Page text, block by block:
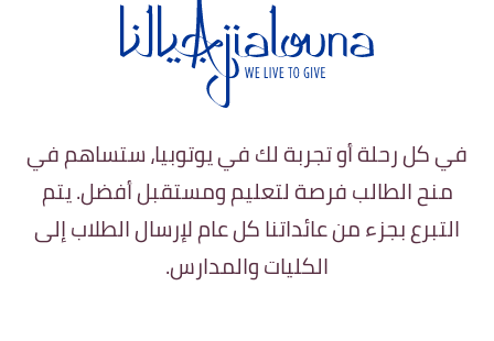
في كل رحلة أو تجربة لك في يوتوبيا، ستساهم في
منح الطالب فرصة لتعليم ومستقبل أفضل. يتم
التبرع بجزء من عائداتنا كل عام لإرسال الطلاب إلى
الكليات والمدارس.